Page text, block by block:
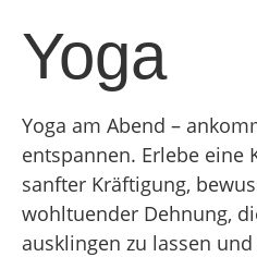
Yoga
Yoga am Abend –
entspannen. Erlebe eine
sanfter Kräftigung,
wohltuender Dehnung,
ausklingen zu lassen